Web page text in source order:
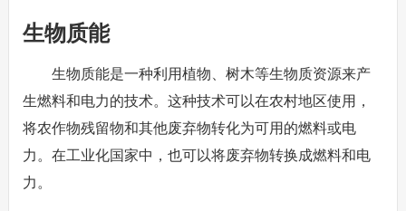
生物质能
生物质能是一种利用植物、树木等生物质资源来产
生燃料和电力的技术。这种技术可以在农村地区使用，
将农作物残留物和其他废弃物转化为可用的燃料或电
力。在工业化国家中，也可以将废弃物转换成燃料和电
力。